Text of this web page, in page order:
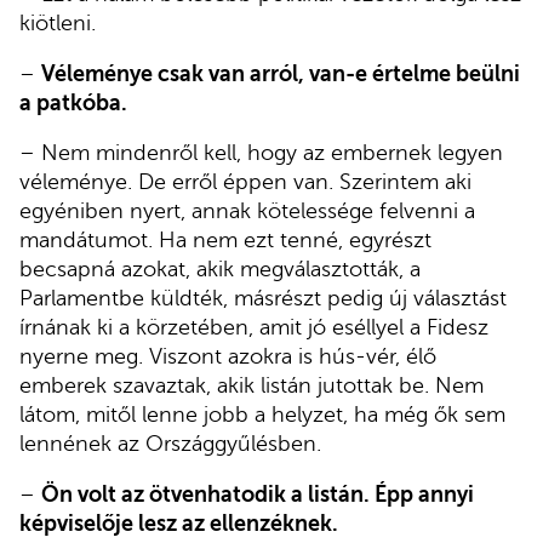
kiötleni.
– Véleménye csak van arról, van-e értelme beülni
a patkóba.
– Nem mindenről kell, hogy az embernek legyen
véleménye. De erről éppen van. Szerintem aki
egyéniben nyert, annak kötelessége felvenni a
mandátumot. Ha nem ezt tenné, egyrészt
becsapná azokat, akik megválasztották, a
Parlamentbe küldték, másrészt pedig új választást
írnának ki a körzetében, amit jó eséllyel a Fidesz
nyerne meg. Viszont azokra is hús-vér, élő
emberek szavaztak, akik listán jutottak be. Nem
látom, mitől lenne jobb a helyzet, ha még ők sem
lennének az Országgyűlésben.
– Ön volt az ötvenhatodik a listán. Épp annyi
képviselője lesz az ellenzéknek.